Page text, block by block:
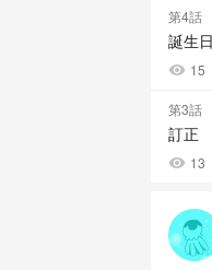
第4話
誕生日
visibility 15
第3話
訂正
visibility 13